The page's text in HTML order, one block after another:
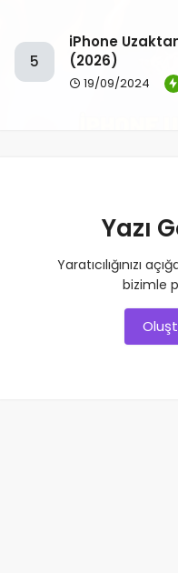
5
iPhone
(2026)
19/09/2024
Yazı
Yaratıcılığınızı
bizimle